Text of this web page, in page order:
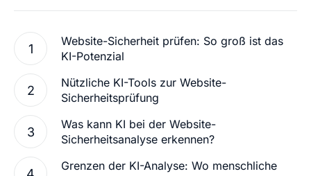
Website-Sicherheit prüfen: So groß ist das
KI-Potenzial
Nützliche KI-Tools zur Website-
Sicherheitsprüfung
Was kann KI bei der Website-
Sicherheitsanalyse erkennen?
Grenzen der KI-Analyse: Wo menschliche